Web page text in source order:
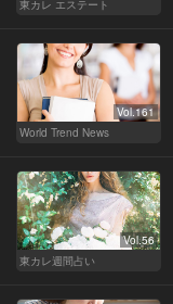
東カレ エステート
Vol.161
World Trend News
Vol.56
東カレ週間占い